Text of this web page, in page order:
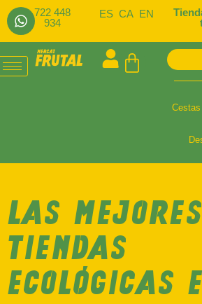
722 448
934
ES CA EN
LAS MEJORES
TIENDAS
ECOLÓGICAS